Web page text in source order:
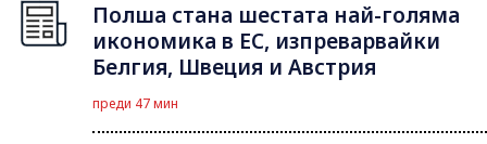
Полша стана шестата най-голяма
икономика в ЕС, изпреварвайки
Белгия, Швеция и Австрия
преди 47 мин